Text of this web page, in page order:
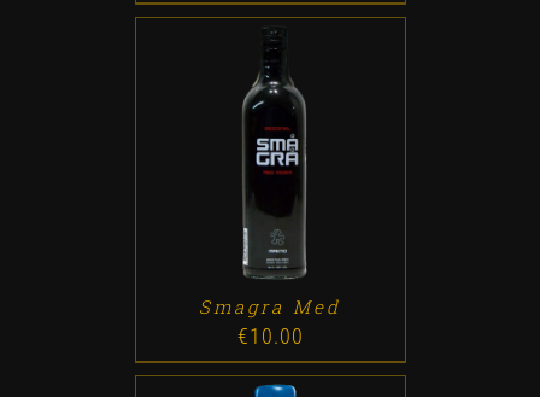
ADD TO CART / DETALLES
Smagra Med
€10.00